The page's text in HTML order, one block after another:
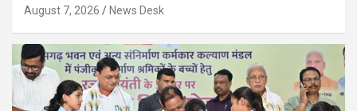
August 7, 2026 News Desk